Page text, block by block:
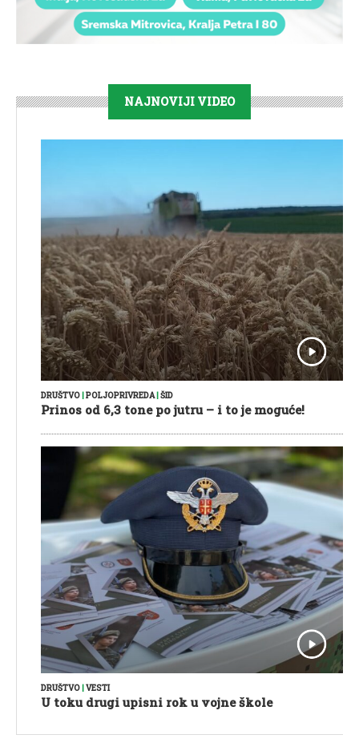
NAJNOVIJI VIDEO
DRUŠTVO|POLJOPRIVREDA|ŠID
Prinos od 6,3 tone po jutru – i to je moguće!
DRUŠTVO|VESTI
U toku drugi upisni rok u vojne škole